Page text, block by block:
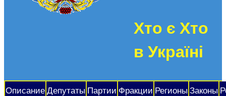
Хто є Хто
в Україні
Описание Депутаты Партии Фракции Регионы Законы